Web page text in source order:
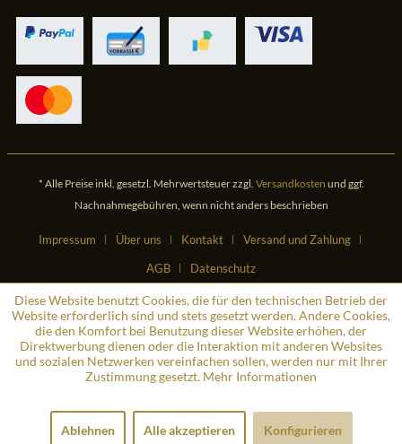
* Alle Preise inkl. gesetzl. Mehrwertsteuer zzgl. Versandkosten und ggf.
Nachnahmegebühren, wenn nicht anders beschrieben
Impressum Über uns Kontakt
Versand und Zahlung
AGB
Datenschutz
Diese Website benutzt Cookies, die für den technischen Betrieb der
Website erforderlich sind und stets gesetzt werden. Andere Cookies,
die den Komfort bei Benutzung dieser Website erhöhen, der
Direktwerbung dienen oder die Interaktion mit anderen Websites
und sozialen Netzwerken vereinfachen sollen, werden nur mit Ihrer
Zustimmung gesetzt. Mehr Informationen
Ablehnen Alle akzeptieren Konfigurieren